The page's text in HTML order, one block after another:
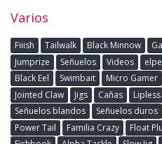
Varios
Fiiish Tailwalk Black Minnow
Jumprize
Señuelos Videos
Black Eel
Swimbait Micro Gamer
Jointed Claw
Jigs Cañas Lipless
Señuelos blandos
Señuelos duros
Power Tail
Familia Crazy Float